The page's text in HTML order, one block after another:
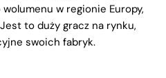
w regionie Europy,
to duży gracz na rynku,
swoich fabryk.